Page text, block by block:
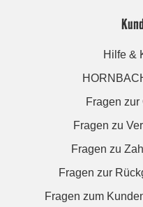
Hilfe &
Fragen
Fragen zu
Fragen zu
Fragen zur
Fragen zum